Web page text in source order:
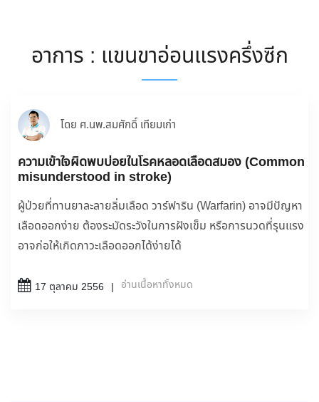
อาการ : แขนขาอ่อนแรงครึ่งซีก
โดย ศ.นพ.สมศักดิ์ เทียมเก่า
ความเข้าใจผิดพบบ่อยในโรคหลอดเลือดสมอง (Common
misunderstood in stroke)
ผู้ป่วยที่ทานยาละลายลิ่มเลือด วาร์ฟาริน (Warfarin) อาจมีปัญหา
เลือดออกง่าย ต้องระมัดระวังในการฝังเข็ม หรือการนวดที่รุนแรง
อาจก่อให้เกิดภาวะเลือดออกได้ง่ายได้
17 ตุลาคม 2556 อ่านเนื้อหาทั้งหมด